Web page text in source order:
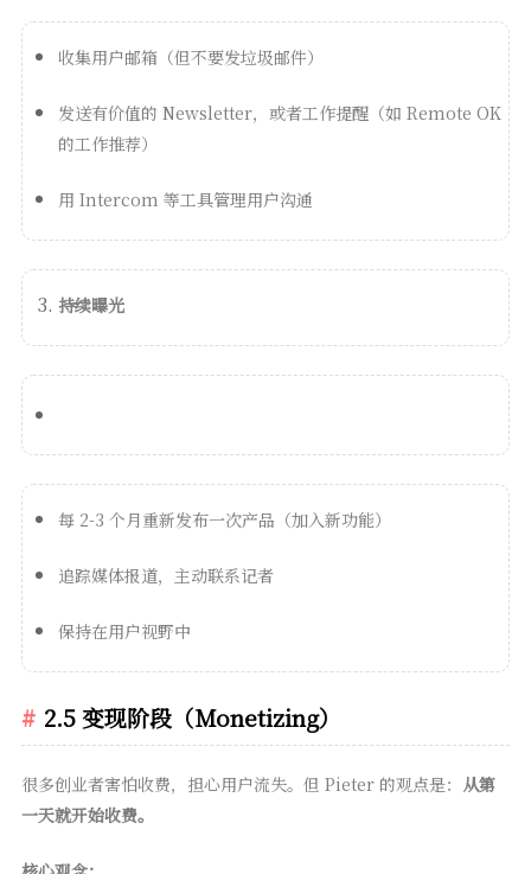
收集用户邮箱（但不要发垃圾邮件）
发送有价值的 Newsletter，或者工作提醒（如 Remote OK
的工作推荐）
用 Intercom 等工具管理用户沟通
持续曝光
每 2-3 个月重新发布一次产品（加入新功能）
追踪媒体报道，主动联系记者
保持在用户视野中
2.5 变现阶段（Monetizing）
很多创业者害怕收费，担心用户流失。但 Pieter 的观点是： 从第
一天就开始收费。